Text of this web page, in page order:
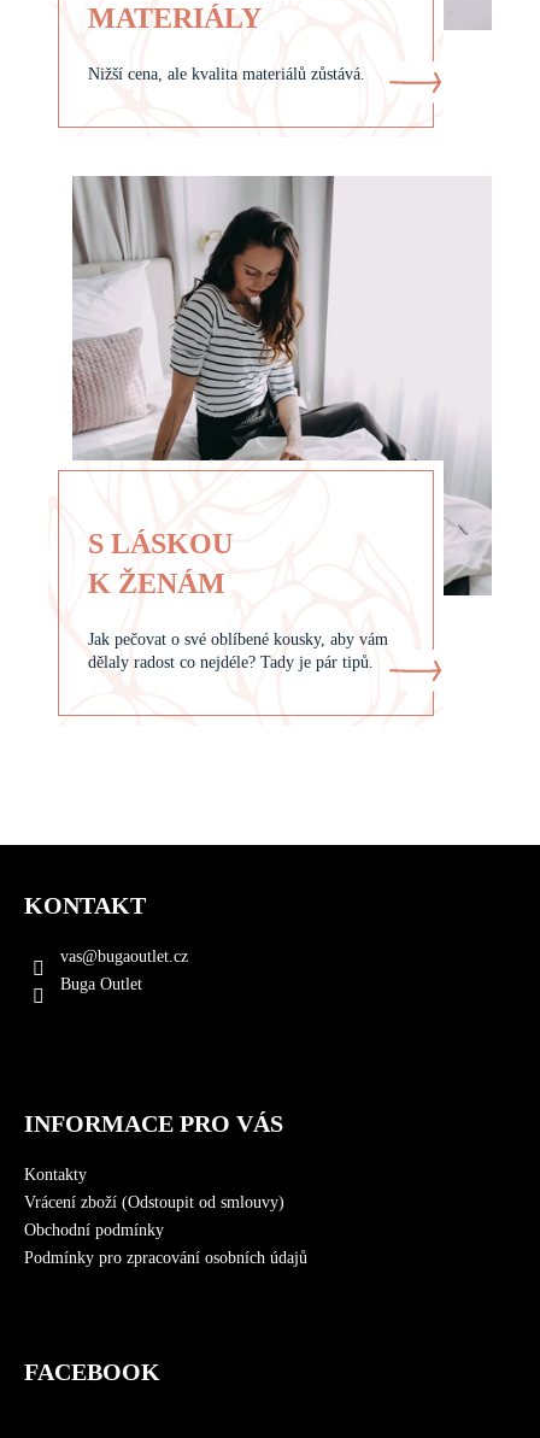
MATERIÁLY
Nižší cena, ale kvalita materiálů zůstává.
S LÁSKOU
K ŽENÁM
Jak pečovat o své oblíbené kousky, aby vám
dělaly radost co nejdéle? Tady je pár tipů.
Z
KONTAKT
vas@bugaoutlet.cz
Buga Outlet
INFORMACE PRO VÁS
Kontakty
Vrácení zboží (Odstoupit od smlouvy)
Obchodní podmínky
Podmínky pro zpracování osobních údajů
FACEBOOK